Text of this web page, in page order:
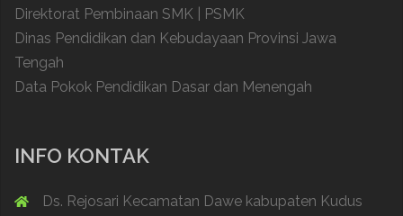
Direktorat Pembinaan SMK | PSMK
Dinas Pendidikan dan Kebudayaan Provinsi Jawa
Tengah
Data Pokok Pendidikan Dasar dan Menengah
INFO KONTAK
Ds. Rejosari Kecamatan Dawe kabupaten Kudus